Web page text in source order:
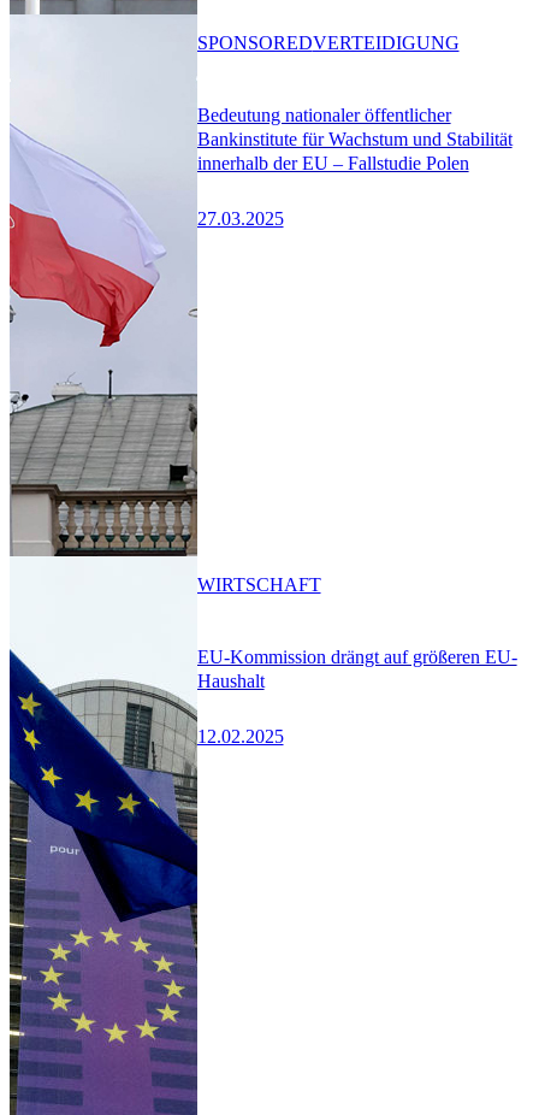
Bedeutung nationaler öffentlicher
Bankinstitute für Wachstum und Stabilität
innerhalb der EU – Fallstudie Polen
27.03.2025
SPONSOREDVERTEIDIGUNG
EU-Kommission drängt auf größeren EU-
Haushalt
12.02.2025
WIRTSCHAFT